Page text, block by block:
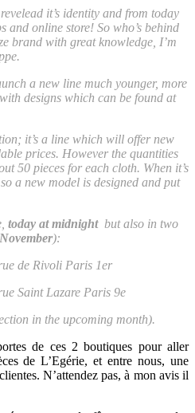
it’s identity and from today
and online store! So who’s behind
brand with great knowledge, I’m
a new line much younger, more
designs which can be found at
it’s a line which will offer new
prices. However the quantities
50 pieces for each cloth. When it’s
a new model is designed and put
today at midnightbut also in two
):
de Rivoli Paris 1er
Saint Lazare Paris 9e
in the upcoming month).
de ces 2 boutiques pour aller
de L’Egérie, et entre nous, une
N’attendez pas, à mon avis il